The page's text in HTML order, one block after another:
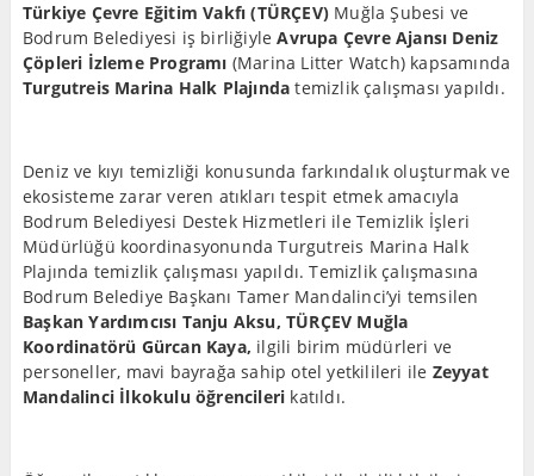
Türkiye Çevre Eğitim Vakfı (TÜRÇEV) Muğla Şubesi ve
Bodrum Belediyesi iş birliğiyleAvrupa Çevre Ajansı Deniz
Çöpleri İzleme Programı (Marina Litter Watch) kapsamında
Turgutreis Marina Halk Plajında temizlik çalışması yapıldı.
Deniz ve kıyı temizliği konusunda farkındalık oluşturmak ve
ekosisteme zarar veren atıkları tespit etmek amacıyla
Bodrum Belediyesi Destek Hizmetleri ile Temizlik İşleri
Müdürlüğü koordinasyonunda Turgutreis Marina Halk
Plajında temizlik çalışması yapıldı. Temizlik çalışmasına
Bodrum Belediye Başkanı Tamer Mandalinci’yi temsilen
Başkan Yardımcısı Tanju Aksu, TÜRÇEV Muğla
Koordinatörü Gürcan Kaya, ilgili birim müdürleri ve
personeller, mavi bayrağa sahip otel yetkilileri ile Zeyyat
Mandalinci İlkokulu öğrencileri katıldı.